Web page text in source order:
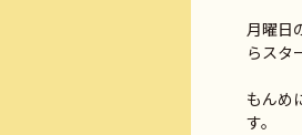
月曜日
らスタ
もんめ
す。